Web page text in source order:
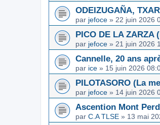
ODEIZUGAÑA,
par jefoce » 22 juin 2026
PICO DE LA
par jefoce » 21 juin 2026
Cannelle, 20 ans
par ice » 15 juin 2026
PILOTASORO (La
par jefoce » 14 juin 2026
Ascention Mont
par C.A TLSE » 13 mai